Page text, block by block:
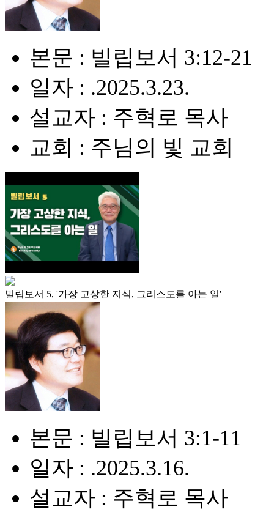
본문 : 빌립보서 3:12-21
일자 : .2025.3.23.
설교자 : 주혁로 목사
교회 : 주님의 빛 교회
빌립보서 5, '가장 고상한 지식, 그리스도를 아는 일'
본문 : 빌립보서 3:1-11
일자 : .2025.3.16.
설교자 : 주혁로 목사